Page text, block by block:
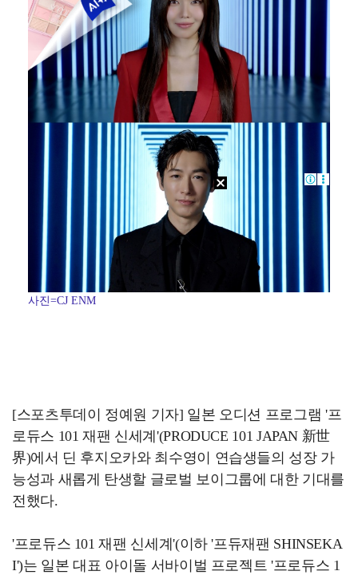
사진=CJ ENM
[스포츠투데이 정예원 기자] 일본 오디션 프로그램 '프
로듀스 101 재팬 신세계'(PRODUCE 101 JAPAN 新世
界)에서 딘 후지오카와 최수영이 연습생들의 성장 가
능성과 새롭게 탄생할 글로벌 보이그룹에 대한 기대를
전했다.
'프로듀스 101 재팬 신세계'(이하 '프듀재팬 SHINSEKA
I')는 일본 대표 아이돌 서바이벌 프로젝트 '프로듀스 1